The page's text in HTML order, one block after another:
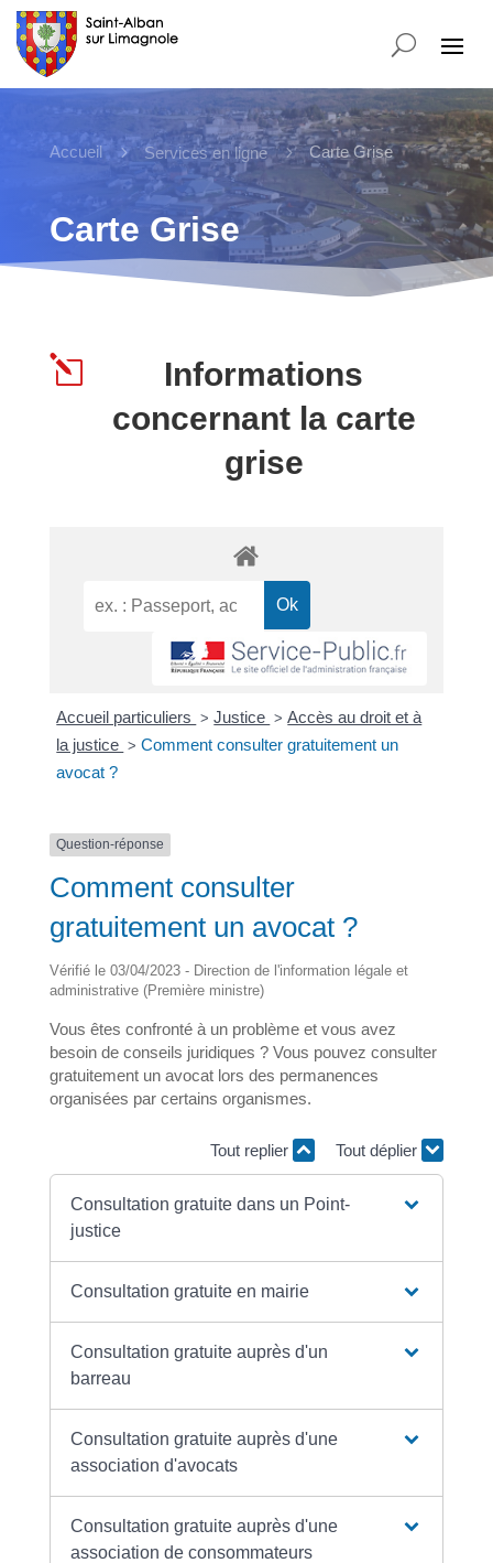
Accueil 5 Services en ligne 5 Carte Grise
Carte Grise
l
Informations
concernant la carte
grise
Accueil particuliers > Justice > Accès au droit et à
la justice > Comment consulter gratuitement un
avocat ?
Question-réponse
Comment consulter
gratuitement un avocat ?
Vérifié le 03/04/2023 - Direction de l'information légale et
administrative (Première ministre)
Vous êtes confronté à un problème et vous avez
besoin de conseils juridiques ? Vous pouvez consulter
gratuitement un avocat lors des permanences
organisées par certains organismes.
Tout replier Tout déplier
Consultation gratuite dans un Point-
justice
Consultation gratuite en mairie
Consultation gratuite auprès d'un
barreau
Consultation gratuite auprès d'une
association d'avocats
Consultation gratuite auprès d'une
association de consommateurs